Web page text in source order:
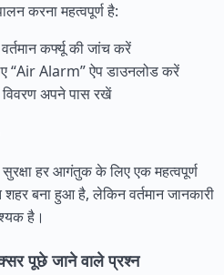
करना महत्वपूर्ण है:
कर्फ्यू की जांच करें
“Air Alarm” ऐप डाउनलोड करें
अपने पास रखें
हर आगंतुक के लिए एक महत्वपूर्ण
बना हुआ है, लेकिन वर्तमान जानकारी
है।
पूछे जाने वाले प्रश्न